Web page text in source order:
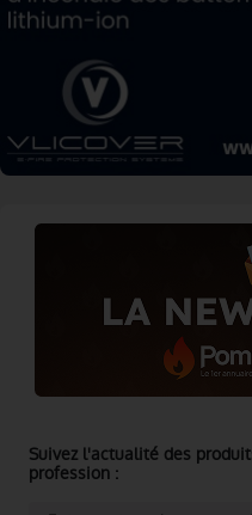
Suivez l'actualité des
profession :